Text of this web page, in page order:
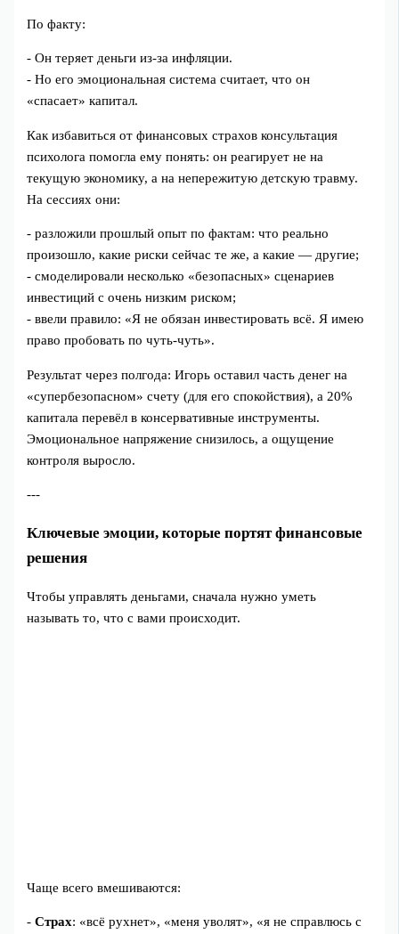
По факту:
- Он теряет деньги из-за инфляции.
- Но его эмоциональная система считает, что он
«спасает» капитал.
Как избавиться от финансовых страхов консультация
психолога помогла ему понять: он реагирует не на
текущую экономику, а на непережитую детскую травму.
На сессиях они:
- разложили прошлый опыт по фактам: что реально
произошло, какие риски сейчас те же, а какие — другие;
- смоделировали несколько «безопасных» сценариев
инвестиций с очень низким риском;
- ввели правило: «Я не обязан инвестировать всё. Я имею
право пробовать по чуть-чуть».
Результат через полгода: Игорь оставил часть денег на
«супербезопасном» счету (для его спокойствия), а 20%
капитала перевёл в консервативные инструменты.
Эмоциональное напряжение снизилось, а ощущение
контроля выросло.
---
Ключевые эмоции, которые портят финансовые
решения
Чтобы управлять деньгами, сначала нужно уметь
называть то, что с вами происходит.
Чаще всего вмешиваются:
-Страх: «всё рухнет», «меня уволят», «я не справлюсь с